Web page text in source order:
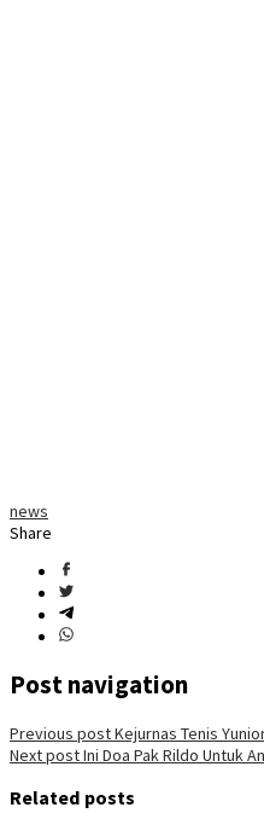
news
Share
Post navigation
Previous postKejurnas Tenis
Next postIni Doa Pak Rildo Untuk
Related posts